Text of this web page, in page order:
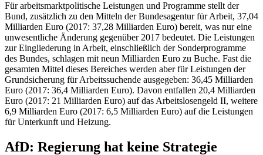
Für arbeitsmarktpolitische Leistungen und Programme stellt der
Bund, zusätzlich zu den Mitteln der Bundesagentur für Arbeit, 37,04
Milliarden Euro (2017: 37,28 Milliarden Euro) bereit, was nur eine
unwesentliche Änderung gegenüber 2017 bedeutet. Die Leistungen
zur Eingliederung in Arbeit, einschließlich der Sonderprogramme
des Bundes, schlagen mit neun Milliarden Euro zu Buche. Fast die
gesamten Mittel dieses Bereiches werden aber für Leistungen der
Grundsicherung für Arbeitssuchende ausgegeben: 36,45 Milliarden
Euro (2017: 36,4 Milliarden Euro). Davon entfallen 20,4 Milliarden
Euro (2017: 21 Milliarden Euro) auf das Arbeitslosengeld II, weitere
6,9 Milliarden Euro (2017: 6,5 Milliarden Euro) auf die Leistungen
für Unterkunft und Heizung.
AfD: Regierung hat keine Strategie